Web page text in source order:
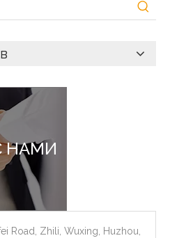
НАМИ
Road, Zhili, Wuxing, Huzhou,